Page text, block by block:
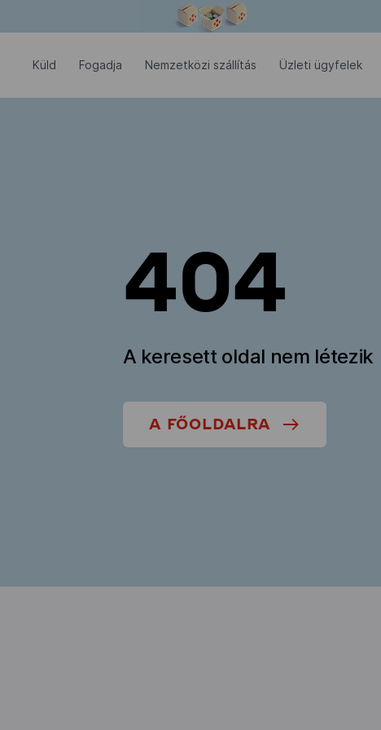
Küld Fogadja Nemzetközi szállítás Üzleti ügyfelek
404
A keresett oldal nem létezik
A FŐOLDALRA